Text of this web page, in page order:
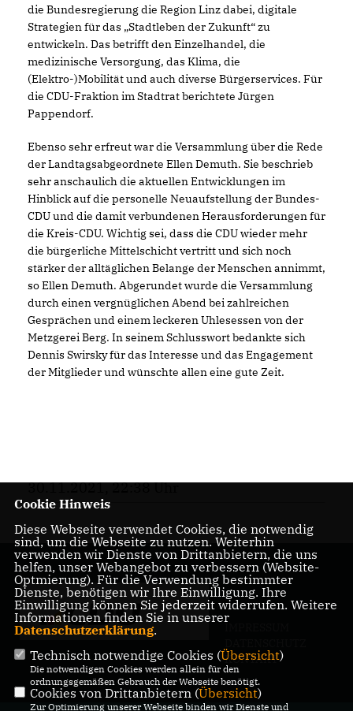
die Bundesregierung die Region Linz dabei, digitale
Strategien für das „Stadtleben der Zukunft“ zu
entwickeln. Das betrifft den Einzelhandel, die
medizinische Versorgung, das Klima, die
(Elektro-)Mobilität und auch diverse Bürgerservices. Für
die CDU-Fraktion im Stadtrat berichtete Jürgen
Pappendorf.
Ebenso sehr erfreut war die Versammlung über die Rede
der Landtagsabgeordnete Ellen Demuth. Sie beschrieb
sehr anschaulich die aktuellen Entwicklungen im
Hinblick auf die personelle Neuaufstellung der Bundes-
CDU und die damit verbundenen Herausforderungen für
die Kreis-CDU. Wichtig sei, dass die CDU wieder mehr
die bürgerliche Mittelschicht vertritt und sich noch
stärker der alltäglichen Belange der Menschen annimmt,
so Ellen Demuth. Abgerundet wurde die Versammlung
durch einen vergnüglichen Abend bei zahlreichen
Gesprächen und einem leckeren Uhlesessen von der
Metzgerei Berg. In seinem Schlusswort bedankte sich
Dennis Swirsky für das Interesse und das Engagement
der Mitglieder und wünschte allen eine gute Zeit.
30.11.2021, 22:38 Uhr
KONTAKT
Cookie Hinweis
Diese Webseite verwendet Cookies, die notwendig
sind, um die Webseite zu nutzen. Weiterhin
verwenden wir Dienste von Drittanbietern, die uns
helfen, unser Webangebot zu verbessern (Website-
Optmierung). Für die Verwendung bestimmter
Dienste, benötigen wir Ihre Einwilligung. Ihre
Einwilligung können Sie jederzeit widerrufen. Weitere
Informationen finden Sie in unserer
Datenschutzerklärung.
Technisch notwendige Cookies (Übersicht)
Die notwendigen Cookies werden allein für den
ordnungsgemäßen Gebrauch der Webseite benötigt.
Cookies von Drittanbietern (Übersicht)
Zur Optimierung unserer Webseite binden wir Dienste und